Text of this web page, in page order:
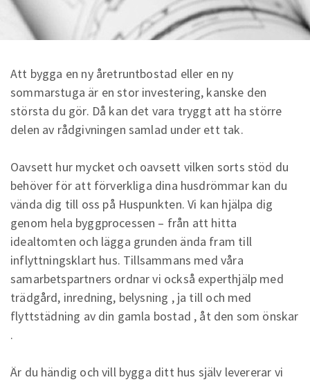
Att bygga en ny åretruntbostad eller en ny
sommarstuga är en stor investering, kanske den
största du gör. Då kan det vara tryggt att ha större
delen av rådgivningen samlad under ett tak.
Oavsett hur mycket och oavsett vilken sorts stöd du
behöver för att förverkliga dina husdrömmar kan du
vända dig till oss på Huspunkten. Vi kan hjälpa dig
genom hela byggprocessen – från att hitta
idealtomten och lägga grunden ända fram till
inflyttningsklart hus. Tillsammans med våra
samarbetspartners ordnar vi också experthjälp med
trädgård, inredning, belysning , ja till och med
flyttstädning av din gamla bostad , åt den som önskar
.
Är du händig och vill bygga ditt hus själv levererar vi